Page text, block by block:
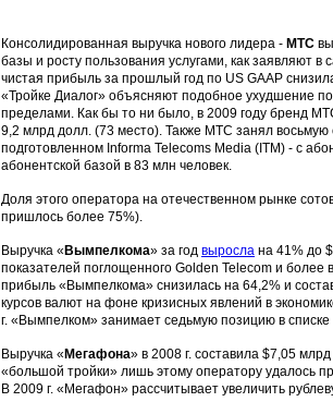
Консолидированная выручка нового лидера - МТС
базы и росту пользования услугами, как заявляют
чистая прибыль за прошлый год по US GAAP
«Тройке Диалог» объясняют подобное ухудшение
пределами. Как бы то ни было, в 2009 году бренд
9,2 млрд долл. (73 место). Также МТС занял восьмую
подготовленном Informa Telecoms Media (ITM) - с
абонентской базой в 83 млн человек.
Доля этого оператора на отечественном рынке
пришлось более 75%).
Выручка « Вымпелкома» за год выросла на 41% до
показателей поглощенного Golden Telecom и
прибыль «Вымпелкома» снизилась на 64,2% и
курсов валют на фоне кризисных явлений в
г. «Вымпелком» занимает седьмую позицию в
Выручка « Мегафона» в 2008 г. составила $7,05
«большой тройки» лишь этому оператору удалось
В 2009 г. «Мегафон» рассчитывает увеличить